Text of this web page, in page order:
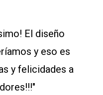
El diseño
y eso es
y felicidades a